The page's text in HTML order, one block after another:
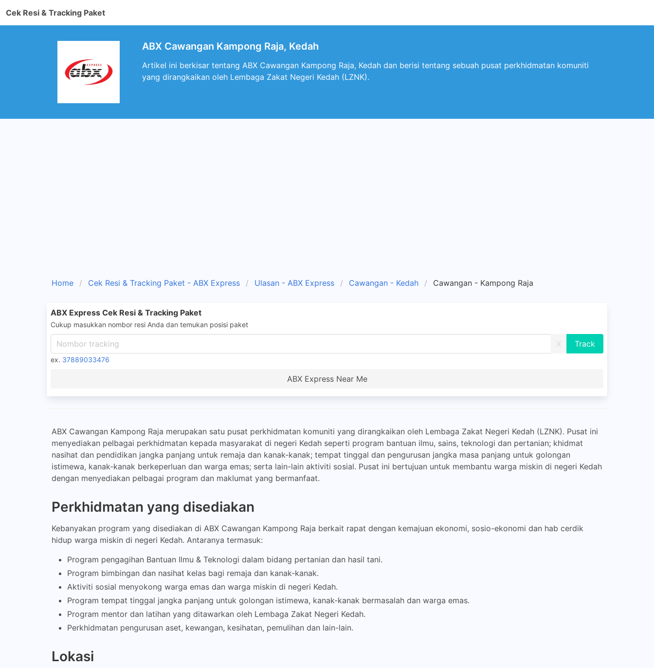
Cek Resi & Tracking Paket
ABX Cawangan Kampong Raja, Kedah
Artikel ini berkisar tentang ABX Cawangan Kampong Raja, Kedah dan berisi tentang sebuah pusat perkhidmatan komuniti
yang dirangkaikan oleh Lembaga Zakat Negeri Kedah (LZNK).
Home Cek Resi & Tracking Paket - ABX Express Ulasan - ABX Express Cawangan - Kedah Cawangan - Kampong Raja
ABX Express Cek Resi & Tracking Paket
Cukup masukkan nombor resi Anda dan temukan posisi paket
X
ex. 37889033476
ABX Express Near Me
ABX Cawangan Kampong Raja merupakan satu pusat perkhidmatan komuniti yang dirangkaikan oleh Lembaga Zakat Negeri Kedah (LZNK). Pusat ini
menyediakan pelbagai perkhidmatan kepada masyarakat di negeri Kedah seperti program bantuan ilmu, sains, teknologi dan pertanian; khidmat
nasihat dan pendidikan jangka panjang untuk remaja dan kanak-kanak; tempat tinggal dan pengurusan jangka masa panjang untuk golongan
istimewa, kanak-kanak berkeperluan dan warga emas; serta lain-lain aktiviti sosial. Pusat ini bertujuan untuk membantu warga miskin di negeri Kedah
dengan menyediakan pelbagai program dan maklumat yang bermanfaat.
Perkhidmatan yang disediakan
Kebanyakan program yang disediakan di ABX Cawangan Kampong Raja berkait rapat dengan kemajuan ekonomi, sosio-ekonomi dan hab cerdik
hidup warga miskin di negeri Kedah. Antaranya termasuk:
Program pengagihan Bantuan Ilmu & Teknologi dalam bidang pertanian dan hasil tani.
Program bimbingan dan nasihat kelas bagi remaja dan kanak-kanak.
Aktiviti sosial menyokong warga emas dan warga miskin di negeri Kedah.
Program tempat tinggal jangka panjang untuk golongan istimewa, kanak-kanak bermasalah dan warga emas.
Program mentor dan latihan yang ditawarkan oleh Lembaga Zakat Negeri Kedah.
Perkhidmatan pengurusan aset, kewangan, kesihatan, pemulihan dan lain-lain.
Lokasi